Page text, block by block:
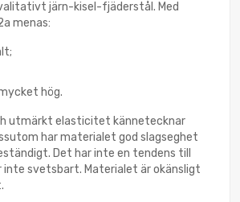
järn-kisel-fjäderstål. Med
menas:
hög.
utmärkt elasticitet kännetecknar
har materialet god slagseghet
Det har inte en tendens till
inte svetsbart. Materialet är okänsligt